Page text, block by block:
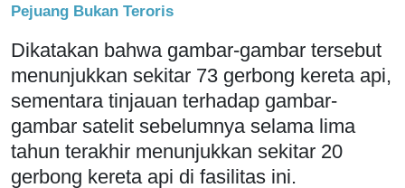
Pejuang Bukan Teroris
Dikatakan bahwa gambar-gambar tersebut
menunjukkan sekitar 73 gerbong kereta api,
sementara tinjauan terhadap gambar-
gambar satelit sebelumnya selama lima
tahun terakhir menunjukkan sekitar 20
gerbong kereta api di fasilitas ini.